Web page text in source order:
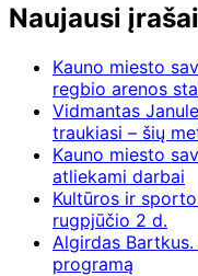
Naujausi įrašai
Kauno miesto
regbio arenos
Vidmantas
traukiasi – šių
Kauno miesto
atliekami darbai
Kultūros ir
rugpjūčio 2 d.
Algirdas
programą